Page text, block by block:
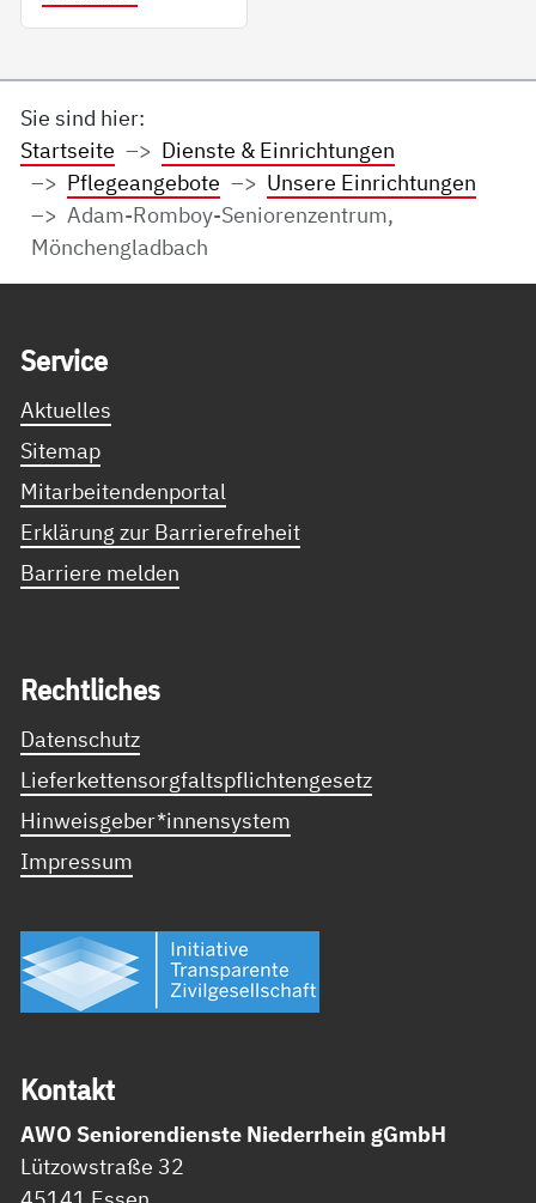
Sie sind hier:
Startseite
Dienste & Einrichtungen
Pflegeangebote
Unsere Einrichtungen
Adam-Romboy-Seniorenzentrum,
Mönchengladbach
Ser­vice
Aktuelles
Sitemap
Mitarbeitendenportal
Erklärung zur Barrierefreheit
Barriere melden
Recht­li­ches
Datenschutz
Lieferkettensorgfaltspflichtengesetz
Hinweisgeber*innensystem
Impressum
Kon­takt
AWO Seniorendienste Niederrhein gGmbH
Lützowstraße 32